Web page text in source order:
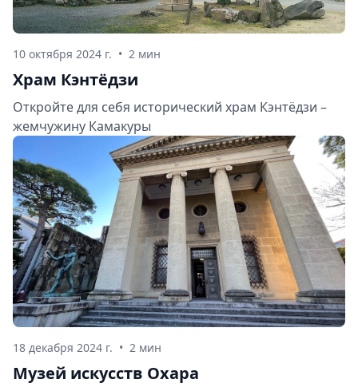
10 октября 2024 г. • 2 мин
Храм Кэнтёдзи
Откройте для себя исторический храм Кэнтёдзи –
жемчужину Камакуры
18 декабря 2024 г. • 2 мин
Музей искусств Охара